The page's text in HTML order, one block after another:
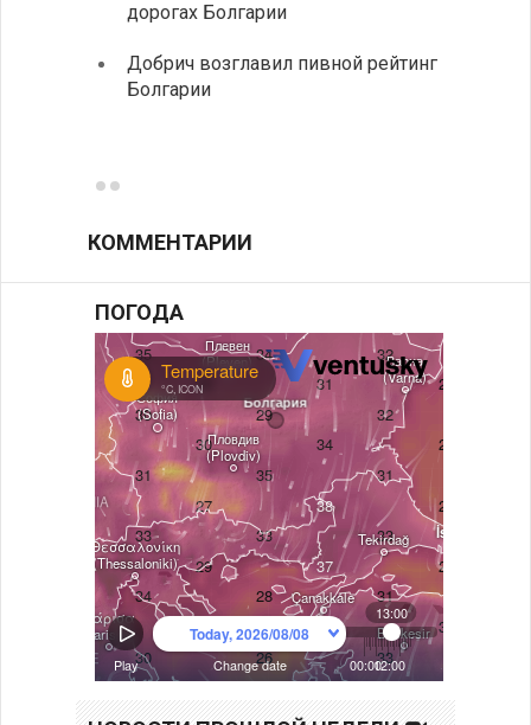
дорогах Болгарии
Добрич возглавил пивной рейтинг
Болгарии
КОММЕНТАРИИ
ПОГОДА